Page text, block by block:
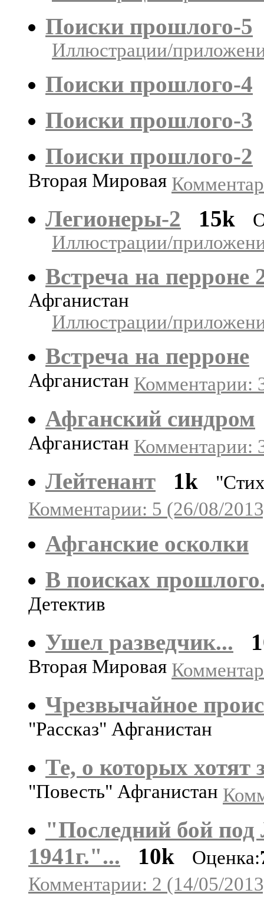
Поиски прошлого-5
Иллюстрации/
Поиски прошлого-4
Поиски прошлого-3
Поиски прошлого-2
Вторая Мировая
Легионеры-2 15k
Иллюстрации/
Встреча на перроне
Афганистан
Иллюстрации/
Встреча на перроне
Афганистан Комментарии:
Афганский синдром
Афганистан Комментарии:
Лейтенант 1k
Комментарии: 5 (26/08/
Афганские осколки
В поисках
Детектив
Ушел разведчик...
Вторая Мировая
Чрезвычайное
"Рассказ" Афганистан
Те, о которых хотят
"Повесть" Афганистан
"Последний бой под
1941г."...
10k Оценка:
Комментарии: 2 (14/05/